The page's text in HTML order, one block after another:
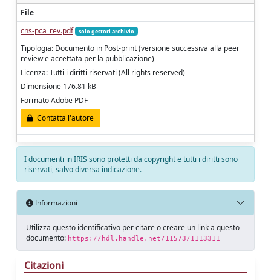
File
cns-pca_rev.pdf
solo gestori archivio
Tipologia: Documento in Post-print (versione successiva alla peer
review e accettata per la pubblicazione)
Licenza: Tutti i diritti riservati (All rights reserved)
Dimensione 176.81 kB
Formato Adobe PDF
Contatta l'autore
I documenti in IRIS sono protetti da copyright e tutti i diritti sono
riservati, salvo diversa indicazione.
Informazioni
Utilizza questo identificativo per citare o creare un link a questo
documento: https://hdl.handle.net/11573/1113311
Citazioni